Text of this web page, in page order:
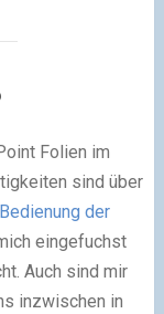
Folien im
sind über
Bedienung der
eingefuchst
Auch sind mir
inzwischen in